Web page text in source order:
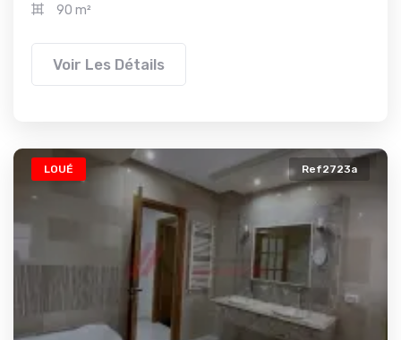
90 m²
Voir Les Détails
LOUÉ Ref2723a